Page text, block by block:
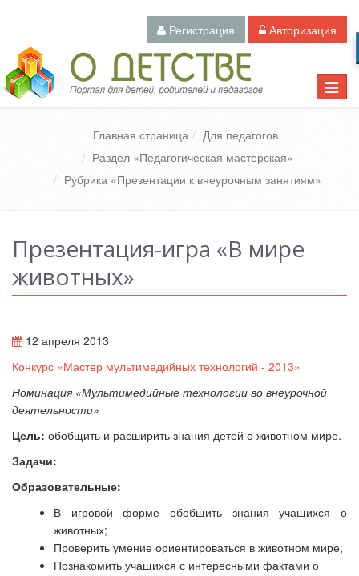
Регистрация Авторизация
Toggle
Педагогический портал «О детстве»
Главная страница
Для педагогов
Раздел «Педагогическая мастерская»
Рубрика «Презентации к внеурочным занятиям»
Презентация-игра «В мире
животных»
12 апреля 2013
Конкурс «Мастер мультимедийных технологий - 2013»
Номинация «Мультимедийные технологии во внеурочной
деятельности»
Цель: обобщить и расширить знания детей о животном мире.
Задачи:
Образовательные:
В игровой форме обобщить знания учащихся о
животных;
Проверить умение ориентироваться в животном мире;
Познакомить учащихся с интересными фактами о